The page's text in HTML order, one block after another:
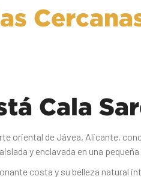
Cala
oriental de Jávea, Alicante,
y enclavada en una
costa y su belleza natural